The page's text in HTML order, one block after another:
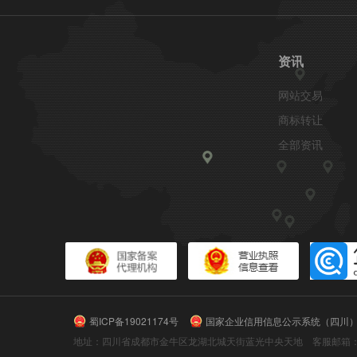
资讯
网站交易
商标转让
全部资讯
蜀ICP备19021174号
国家企业信用信息公示系统（四川
地址：四川省成都市金牛区龙湖北城天街蓝光中央天地 客服邮